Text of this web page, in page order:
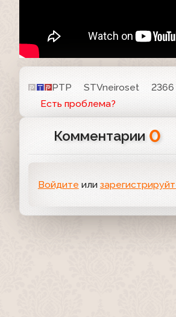
РТР STVneiroset 2366
Есть проблема?
Комментарии 0
Войдите или